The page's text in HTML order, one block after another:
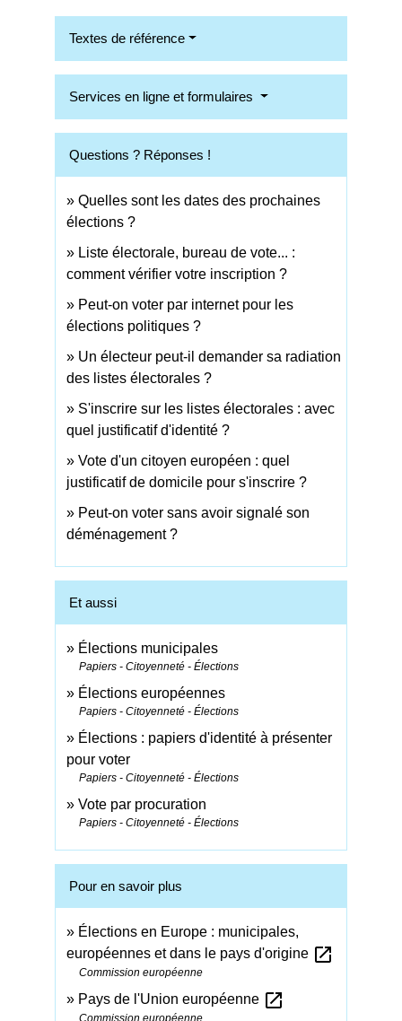
Textes de référence
Services en ligne et formulaires
Questions ? Réponses !
Quelles sont les dates des prochaines
élections ?
Liste électorale, bureau de vote... :
comment vérifier votre inscription ?
Peut-on voter par internet pour les
élections politiques ?
Un électeur peut-il demander sa radiation
des listes électorales ?
S'inscrire sur les listes électorales : avec
quel justificatif d'identité ?
Vote d'un citoyen européen : quel
justificatif de domicile pour s'inscrire ?
Peut-on voter sans avoir signalé son
déménagement ?
Et aussi
Élections municipales
Papiers - Citoyenneté - Élections
Élections européennes
Papiers - Citoyenneté - Élections
Élections : papiers d'identité à présenter
pour voter
Papiers - Citoyenneté - Élections
Vote par procuration
Papiers - Citoyenneté - Élections
Pour en savoir plus
Élections en Europe : municipales,
européennes et dans le pays d'origine open_in_new
Commission européenne
Pays de l'Union européenne open_in_new
Commission européenne